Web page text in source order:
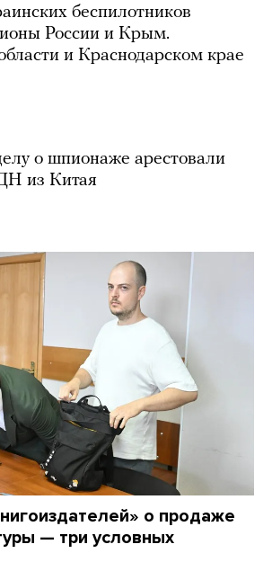
беспилотников
России и Крым.
и Краснодарском крае
о шпионаже арестовали
из Китая
о продаже
— три условных